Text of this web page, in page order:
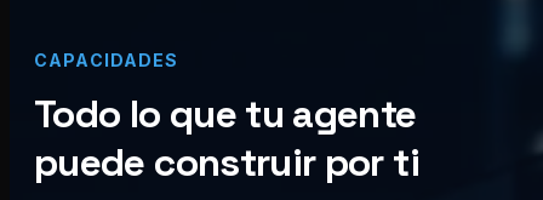
CAPACIDADES
Todo lo que tu agente
puede construir por ti